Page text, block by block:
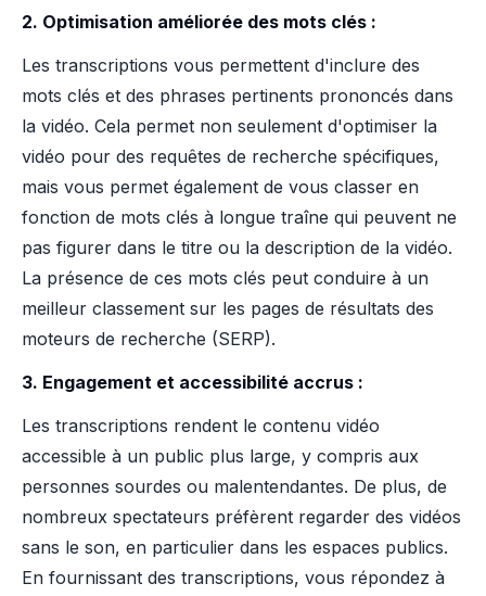
2. Optimisation améliorée des mots clés :
Les transcriptions vous permettent d'inclure des
mots clés et des phrases pertinents prononcés dans
la vidéo. Cela permet non seulement d'optimiser la
vidéo pour des requêtes de recherche spécifiques,
mais vous permet également de vous classer en
fonction de mots clés à longue traîne qui peuvent ne
pas figurer dans le titre ou la description de la vidéo.
La présence de ces mots clés peut conduire à un
meilleur classement sur les pages de résultats des
moteurs de recherche (SERP).
3. Engagement et accessibilité accrus :
Les transcriptions rendent le contenu vidéo
accessible à un public plus large, y compris aux
personnes sourdes ou malentendantes. De plus, de
nombreux spectateurs préfèrent regarder des vidéos
sans le son, en particulier dans les espaces publics.
En fournissant des transcriptions, vous répondez à